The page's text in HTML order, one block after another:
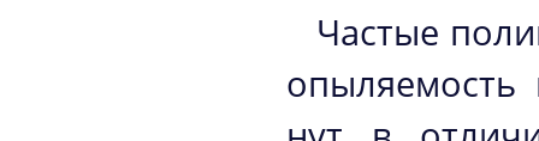
Частые
опыляемость